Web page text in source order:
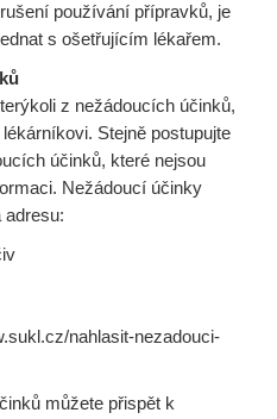
používání přípravků, je
s ošetřujícím lékařem.
z nežádoucích účinků,
Stejně postupujte
účinků, které nejsou
Nežádoucí účinky
adresu:
nahlasit-nezadouci-
můžete přispět k